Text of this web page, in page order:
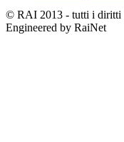
© RAI 2013 - tutti i diritti
Engineered by RaiNet